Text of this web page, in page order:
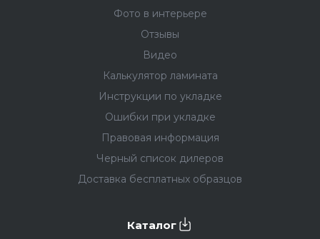
Фото в интерьере
Отзывы
Видео
Калькулятор ламината
Инструкции по укладке
Ошибки при укладке
Правовая информация
Черный список дилеров
Доставка бесплатных образцов
Каталог